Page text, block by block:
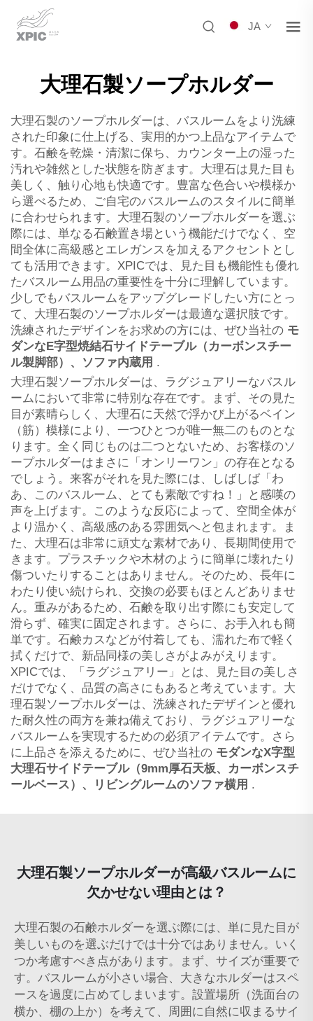
JA
大理石製ソープホルダー
大理石製のソープホルダーは、バスルームをより洗練
された印象に仕上げる、実用的かつ上品なアイテムで
す。石鹸を乾燥・清潔に保ち、カウンター上の湿った
汚れや雑然とした状態を防ぎます。大理石は見た目も
美しく、触り心地も快適です。豊富な色合いや模様か
ら選べるため、ご自宅のバスルームのスタイルに簡単
に合わせられます。大理石製のソープホルダーを選ぶ
際には、単なる石鹸置き場という機能だけでなく、空
間全体に高級感とエレガンスを加えるアクセントとし
ても活用できます。XPICでは、見た目も機能性も優れ
たバスルーム用品の重要性を十分に理解しています。
少しでもバスルームをアップグレードしたい方にとっ
て、大理石製のソープホルダーは最適な選択肢です。
洗練されたデザインをお求めの方には、ぜひ当社の モ
ダンなE字型焼結石サイドテーブル（カーボンスチー
ル製脚部）、ソファ内蔵用 .
大理石製ソープホルダーは、ラグジュアリーなバスル
ームにおいて非常に特別な存在です。まず、その見た
目が素晴らしく、大理石に天然で浮かび上がるベイン
（筋）模様により、一つひとつが唯一無二のものとな
ります。全く同じものは二つとないため、お客様のソ
ープホルダーはまさに「オンリーワン」の存在となる
でしょう。来客がそれを見た際には、しばしば「わ
あ、このバスルーム、とても素敵ですね！」と感嘆の
声を上げます。このような反応によって、空間全体が
より温かく、高級感のある雰囲気へと包まれます。ま
た、大理石は非常に頑丈な素材であり、長期間使用で
きます。プラスチックや木材のように簡単に壊れたり
傷ついたりすることはありません。そのため、長年に
わたり使い続けられ、交換の必要もほとんどありませ
ん。重みがあるため、石鹸を取り出す際にも安定して
滑らず、確実に固定されます。さらに、お手入れも簡
単です。石鹸カスなどが付着しても、濡れた布で軽く
拭くだけで、新品同様の美しさがよみがえります。
XPICでは、「ラグジュアリー」とは、見た目の美しさ
だけでなく、品質の高さにもあると考えています。大
理石製ソープホルダーは、洗練されたデザインと優れ
た耐久性の両方を兼ね備えており、ラグジュアリーな
バスルームを実現するための必須アイテムです。さら
に上品さを添えるために、ぜひ当社の モダンなX字型
大理石サイドテーブル（9mm厚石天板、カーボンスチ
ールベース）、リビングルームのソファ横用 .
大理石製ソープホルダーが高級バスルームに
欠かせない理由とは？
大理石製の石鹸ホルダーを選ぶ際には、単に見た目が
美しいものを選ぶだけでは十分ではありません。いく
つか考慮すべき点があります。まず、サイズが重要で
す。バスルームが小さい場合、大きなホルダーはスペ
ースを過度に占めてしまいます。設置場所（洗面台の
横か、棚の上か）を考えて、周囲に自然に収まるサイ